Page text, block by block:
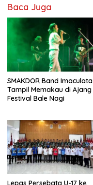
Baca Juga
SMAKDOR Band Imaculata
Tampil Memakau di Ajang
Festival Bale Nagi
Lepas Persebata U-17 ke